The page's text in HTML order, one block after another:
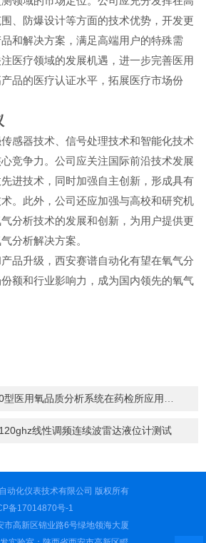
、防爆设计等方面的技术优势，开发更
和解决方案，满足高端用户的特殊需
医疗领域的发展机遇，进一步完善医用
品的医疗认证水平，拓展医疗市场份
感器技术、信号处理技术和智能化技术
竞争力。公司应关注国际前沿技术发展
进技术，同时加强自主创新，形成具有
。此外，公司还应加强与高校和研究机
分析技术的发展和创新，为用户提供更
分析解决方案。
品升级，西安赛谱自动化有望在氧气分
额和行业影响力，成为国内领先的氧气
医用氧品质分析系统在药检所应用案例
线性调频连续波雷达液位计测试
动化仪表技术有限公司 版权所有
备17014870号-1
市高新区锦业路6号绿地领海大厦